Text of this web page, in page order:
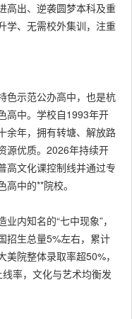
高出、逆袭圆梦本科及重
学、无需校外集训，注重
色示范公办高中，也是杭
高中。学校自1993年开
余年，拥有转塘、解放路
源优质。2026年持续开
高文化课控制线并通过专
中的**院校。
内知名的“七中现象”，
招生总量5%左右，累计
院整体录取率超50%，
率，文化与艺术均衡发